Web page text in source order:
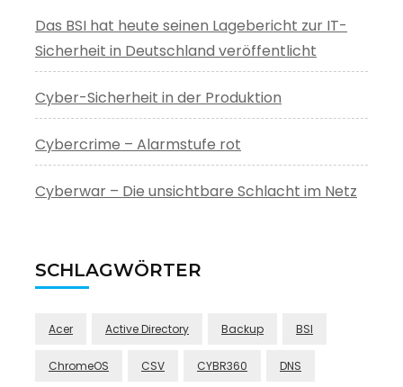
Das BSI hat heute seinen Lagebericht zur IT-
Sicherheit in Deutschland veröffentlicht
Cyber-Sicherheit in der Produktion
Cybercrime – Alarmstufe rot
Cyberwar – Die unsichtbare Schlacht im Netz
SCHLAGWÖRTER
Acer Active Directory Backup BSI
ChromeOS CSV CYBR360 DNS